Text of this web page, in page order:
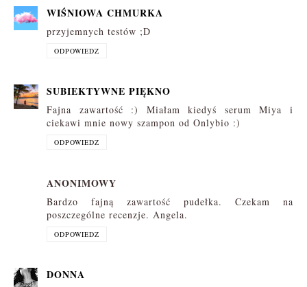
WIŚNIOWA CHMURKA
przyjemnych testów ;D
ODPOWIEDZ
SUBIEKTYWNE PIĘKNO
Fajna zawartość :) Miałam kiedyś serum Miya i
ciekawi mnie nowy szampon od Onlybio :)
ODPOWIEDZ
ANONIMOWY
Bardzo fajną zawartość pudełka. Czekam na
poszczególne recenzje. Angela.
ODPOWIEDZ
DONNA